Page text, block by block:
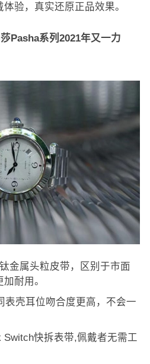
验，真实还原正品效果。
Pasha系列2021年又一力
金属头粒皮带，区别于市面
耐用。
表壳耳位吻合度更高，不会一
快拆表带,佩戴者无需工